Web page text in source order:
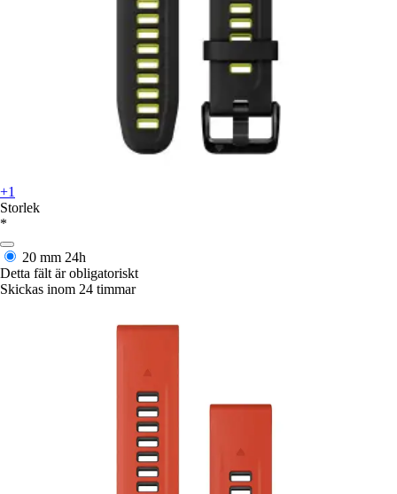
+1
Storlek
*
20 mm 24h
Detta fält är obligatoriskt
Skickas inom 24 timmar